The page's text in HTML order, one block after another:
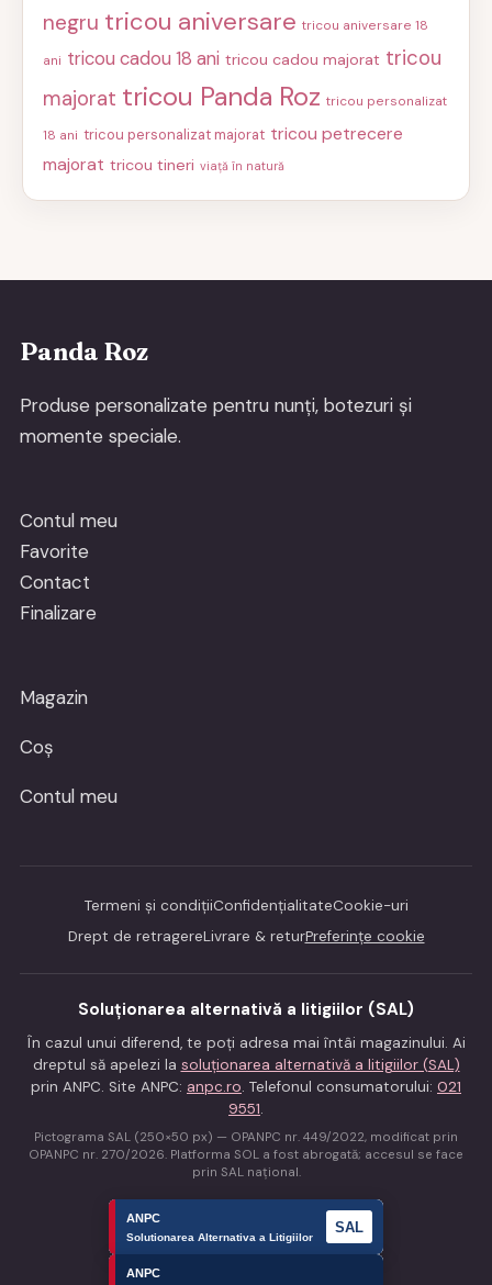
negru tricou aniversare tricou aniversare 18
ani tricou cadou 18 ani tricou cadou majorat tricou
majorat tricou Panda Roz tricou personalizat
18 ani tricou personalizat majorat tricou petrecere
majorat tricou tineri viață în natură
Panda Roz
Produse personalizate pentru nunți, botezuri și
momente speciale.
Contul meu
Favorite
Contact
Finalizare
Magazin
Coș
Contul meu
Termeni și condițiiConfidențialitateCookie-uri
Drept de retragereLivrare & returPreferințe cookie
Soluționarea alternativă a litigiilor (SAL)
În cazul unui diferend, te poți adresa mai întâi magazinului. Ai
dreptul să apelezi la soluționarea alternativă a litigiilor (SAL)
prin ANPC. Site ANPC: anpc.ro. Telefonul consumatorului: 021
9551.
Pictograma SAL (250×50 px) — OPANPC nr. 449/2022, modificat prin
OPANPC nr. 270/2026. Platforma SOL a fost abrogată; accesul se face
prin SAL național.